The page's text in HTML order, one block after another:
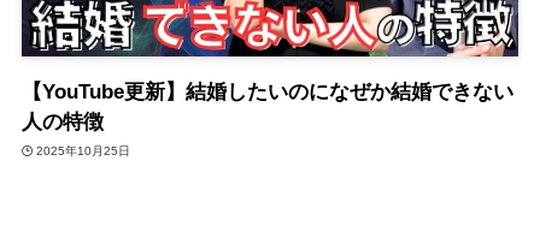
【YouTube更新】結婚したいのになぜか結婚できない
人の特徴
2025年10月25日